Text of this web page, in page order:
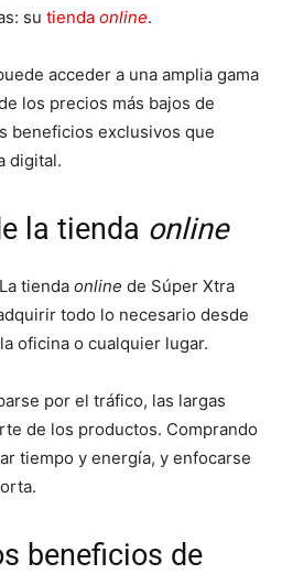
su tienda online.
acceder a una amplia gama
los precios más bajos de
beneficios exclusivos que
digital.
la tienda online
tienda online de Súper Xtra
todo lo necesario desde
oficina o cualquier lugar.
por el tráfico, las largas
de los productos. Comprando
tiempo y energía, y enfocarse
beneficios de